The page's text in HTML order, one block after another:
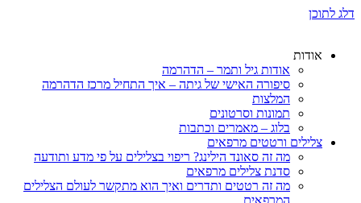
דלג לתוכן
אודות
אודות גיל ותמר – הדהרמה
סיפורה האישי של גיתה – איך התחיל מרכז הדהרמה
המלצות
תמונות וסרטונים
בלוג – מאמרים וכתבות
צלילים ורטטים מרפאים
מה זה סאונד הילינג? ריפוי בצלילים על פי מדע ותודעה
סדנת צלילים מרפאים
מה זה רטטים ותדרים ואיך הוא מתקשר לעולם הצלילים
המרפאים